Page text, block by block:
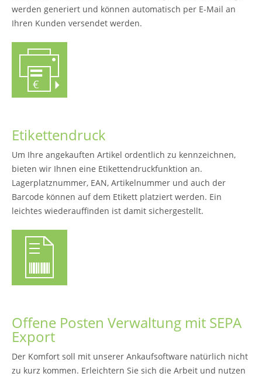
werden generiert und können automatisch per E-Mail an
Ihren Kunden versendet werden.
Etikettendruck
Um Ihre angekauften Artikel ordentlich zu kennzeichnen,
bieten wir Ihnen eine Etikettendruckfunktion an.
Lagerplatznummer, EAN, Artikelnummer und auch der
Barcode können auf dem Etikett platziert werden. Ein
leichtes wiederauffinden ist damit sichergestellt.
Offene Posten Verwaltung mit SEPA
Export
Der Komfort soll mit unserer Ankaufsoftware natürlich nicht
zu kurz kommen. Erleichtern Sie sich die Arbeit und nutzen